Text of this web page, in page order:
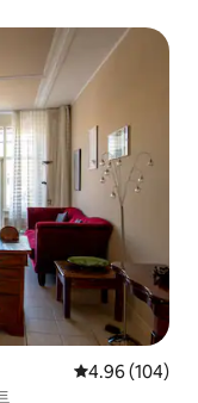
평점 4.96점(5
4.96 (104)